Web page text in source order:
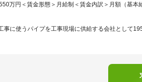
万円＜賃金形態＞月給制＜賃金内訳＞月額（基本
事に使うパイプを工事現場に供給する会社として